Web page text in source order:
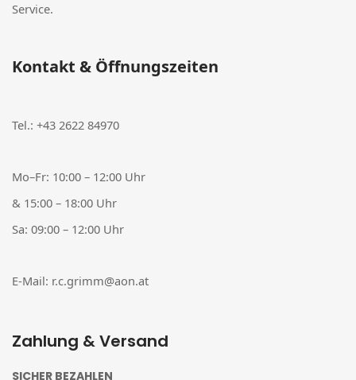
Service.
Kontakt & Öffnungszeiten
Tel.: +43 2622 84970
Mo–Fr: 10:00 – 12:00 Uhr
& 15:00 – 18:00 Uhr
Sa: 09:00 – 12:00 Uhr
E-Mail: r.c.grimm@aon.at
Zahlung & Versand
SICHER BEZAHLEN